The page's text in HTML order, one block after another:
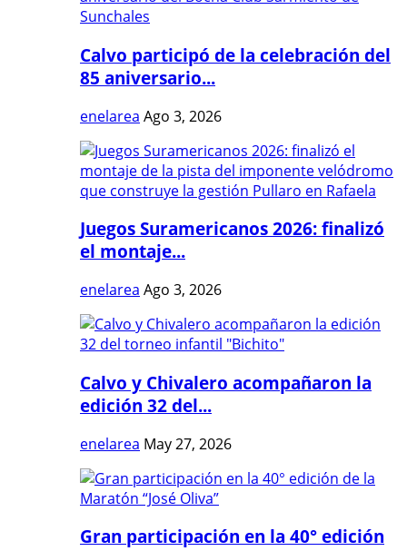
Calvo participó de la celebración del
85 aniversario...
enelarea Ago 3, 2026
Juegos Suramericanos 2026: finalizó
el montaje...
enelarea Ago 3, 2026
Calvo y Chivalero acompañaron la
edición 32 del...
enelarea May 27, 2026
Gran participación en la 40° edición